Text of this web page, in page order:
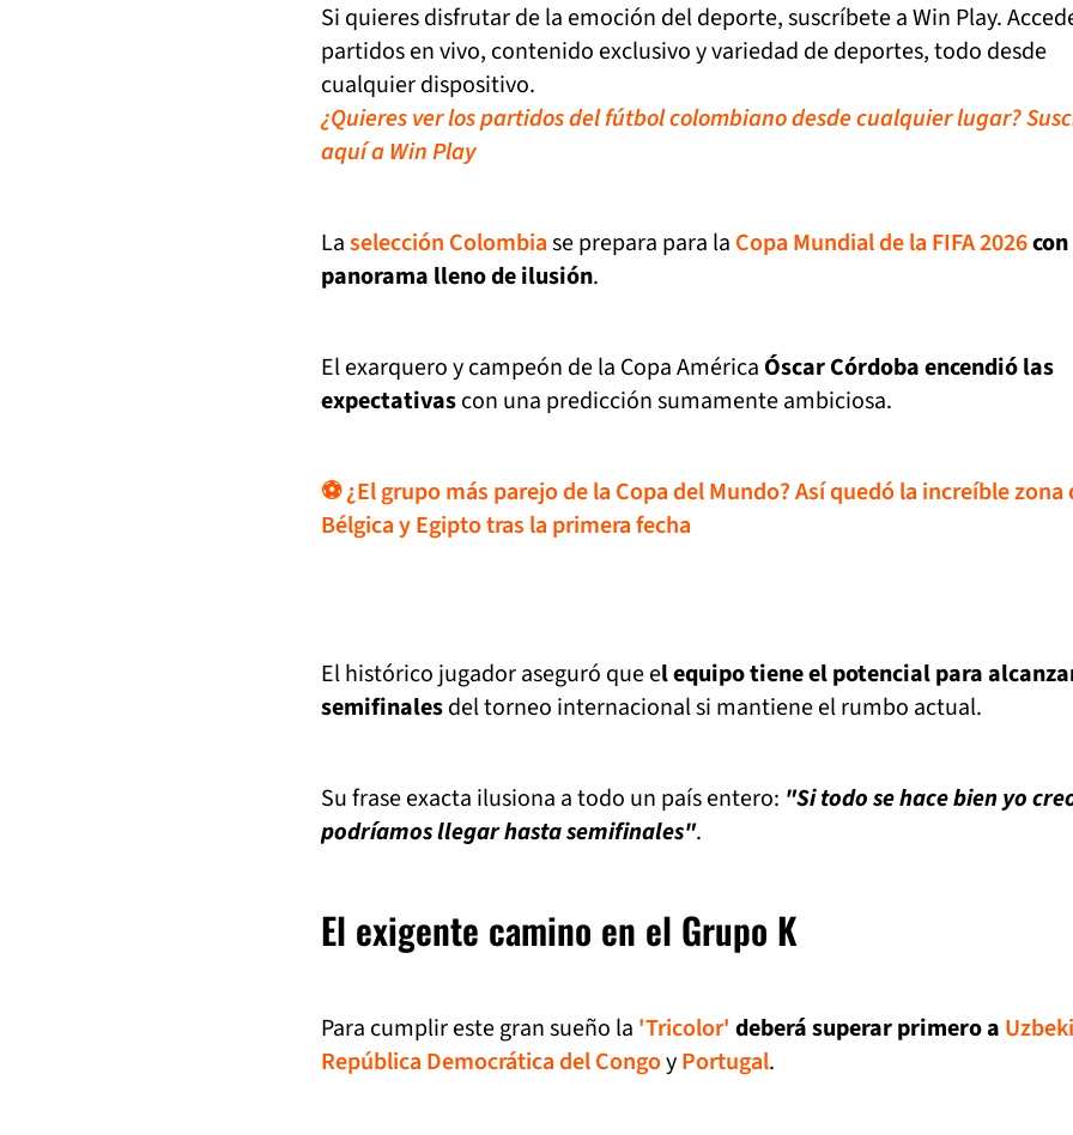
Si quieres disfrutar de la emoción del deporte, suscríbete a Win Play.
partidos en vivo, contenido exclusivo y variedad de deportes, todo desde
cualquier dispositivo.
¿Quieres ver los partidos del fútbol colombiano desde cualquier lugar?
aquí a Win Play
Laselección Colombiase prepara para la Copa Mundial de la FIFA 2026
panorama lleno de ilusión.
El exarquero y campeón de la Copa América Óscar Córdoba encendió las
expectativascon una predicción sumamente ambiciosa.
⚽ ¿El grupo más parejo de la Copa del Mundo? Así quedó la increíble zona
Bélgica y Egipto tras la primera fecha
El histórico jugador aseguró que el equipo tiene el potencial para
semifinalesdel torneo internacional si mantiene el rumbo actual.
Su frase exacta ilusiona a todo un país entero: "Si todo se hace bien yo
podríamos llegar hasta semifinales".
El exigente camino en el Grupo K
Para cumplir este gran sueño la 'Tricolor' deberá superar primero a
República Democrática del CongoyPortugal.